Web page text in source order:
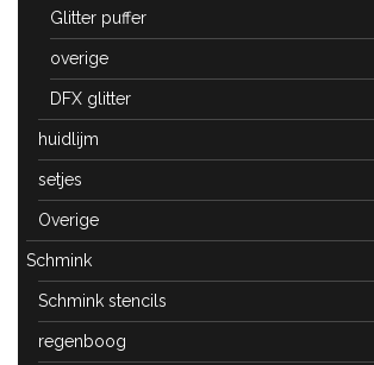
Glitter puffer
overige
DFX glitter
huidlijm
setjes
Overige
Schmink
Schmink stencils
regenboog